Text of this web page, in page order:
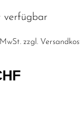
verfügbar
zzgl.